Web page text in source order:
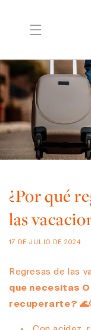
al contenido
¿Por qué
las
17 DE JULIO DE 2024
Regresas de las
que necesitas
recuperarte?